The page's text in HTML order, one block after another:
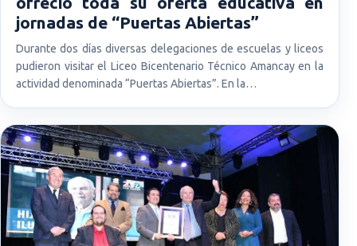
jornadas de “Puertas Abiertas”
Durante dos días diversas delegaciones de escuelas y liceos
pudieron visitar el Liceo Bicentenario Técnico Amancay en la
actividad denominada “Puertas Abiertas”. En la…